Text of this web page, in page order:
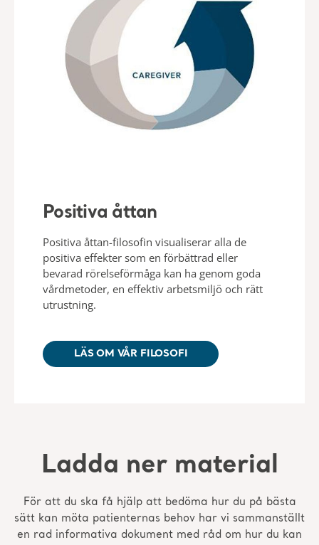
Positiva åttan
Positiva åttan-filosofin visualiserar alla de
positiva effekter som en förbättrad eller
bevarad rörelseförmåga kan ha genom goda
vårdmetoder, en effektiv arbetsmiljö och rätt
utrustning.
LÄS OM VÅR FILOSOFI
Ladda ner material
För att du ska få hjälp att bedöma hur du på bästa
sätt kan möta patienternas behov har vi sammanställt
en rad informativa dokument med råd om hur du kan